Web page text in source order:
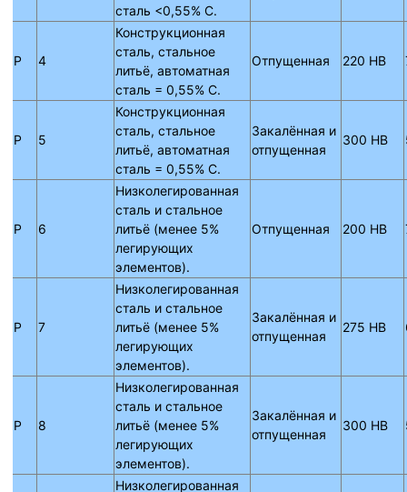
сталь <0,55% C.
P 4
Конструкционная
сталь, стальное
литьё, автоматная
сталь = 0,55% C.
Отпущенная 220 HB
P 5
Конструкционная
сталь, стальное
литьё, автоматная
сталь = 0,55% C.
Закалённая и
отпущенная
300 HB
P 6
Низколегированная
сталь и стальное
литьё (менее 5%
легирующих
элементов).
Отпущенная 200 HB
P 7
Низколегированная
сталь и стальное
литьё (менее 5%
легирующих
элементов).
Закалённая и
отпущенная
275 HB
P 8
Низколегированная
сталь и стальное
литьё (менее 5%
легирующих
элементов).
Закалённая и
отпущенная
300 HB
Низколегированная